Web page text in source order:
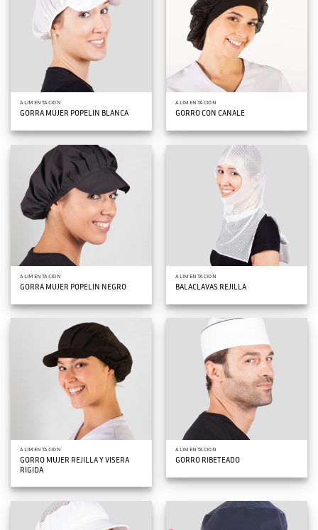
ALIMENTACION
GORRA MUJER POPELIN BLANCA
ALIMENTACION
GORRO CON CANALE
ALIMENTACION
GORRA MUJER POPELIN NEGRO
ALIMENTACION
BALACLAVAS REJILLA
ALIMENTACION
GORRO MUJER REJILLA Y VISERA
RIGIDA
ALIMENTACION
GORRO RIBETEADO